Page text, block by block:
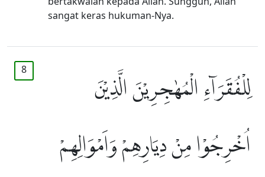
sangat keras hukuman-Nya.
8
لِلْفُقَرَاۤءِ الْمُهٰجِرِيْنَ الَّذِيْنَ
اُخْرِجُوْا مِنْ دِيَارِهِمْ وَاَمْوَالِهِمْ